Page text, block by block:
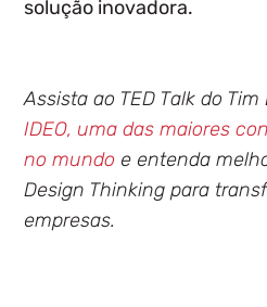
solução inovadora.
Assista ao TED Talk do
IDEO, uma das maiores
no mundo e entenda
Design Thinking para
empresas.